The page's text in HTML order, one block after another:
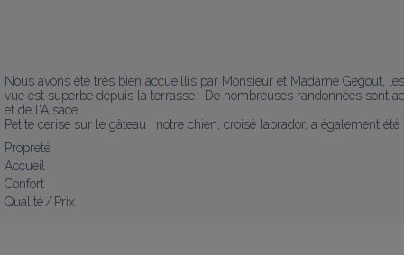
Nous avons été très bien accueillis par Monsieur et Madame Gegout,
vue est superbe depuis la terrasse.  De nombreuses randonnées sont
et de l'Alsace.
Petite cerise sur le gâteau : notre chien, croisé labrador, a également
Propreté
Accueil
Confort
Qualité / Prix